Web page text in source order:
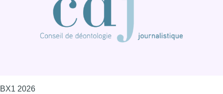
BX1 2026